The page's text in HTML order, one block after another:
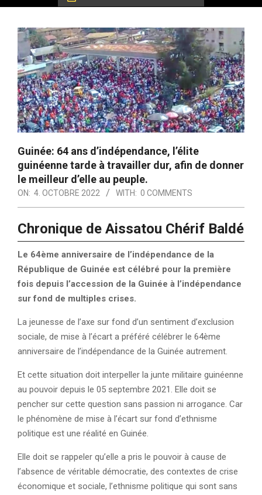
Guinée: 64 ans d’indépendance, l’élite
guinéenne tarde à travailler dur, afin de donner
le meilleur d’elle au peuple.
ON: 4. OCTOBRE 2022 WITH: 0 COMMENTS
Chronique de Aissatou Chérif Baldé
Le 64ème anniversaire de l’indépendance de la
République de Guinée est célébré pour la première
fois depuis l’accession de la Guinée à l’indépendance
sur fond de multiples crises.
La jeunesse de l’axe sur fond d’un sentiment d’exclusion
sociale, de mise à l’écart a préféré célébrer le 64ème
anniversaire de l’indépendance de la Guinée autrement.
Et cette situation doit interpeller la junte militaire guinéenne
au pouvoir depuis le 05 septembre 2021. Elle doit se
pencher sur cette question sans passion ni arrogance. Car
le phénomène de mise à l’écart sur fond d’ethnisme
politique est une réalité en Guinée.
Elle doit se rappeler qu’elle a pris le pouvoir à cause de
l’absence de véritable démocratie, des contextes de crise
économique et sociale, l’ethnisme politique qui sont sans